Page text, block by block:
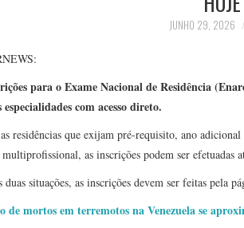
JUNHO 29, 2026
para o Exame Nacional de Residência
especialidades com acesso direto.
residências que exijam pré-requisito, ano
multiprofissional, as inscrições podem ser efetuadas
duas situações, as inscrições devem ser feitas pela
de mortos em terremotos na Venezuela se